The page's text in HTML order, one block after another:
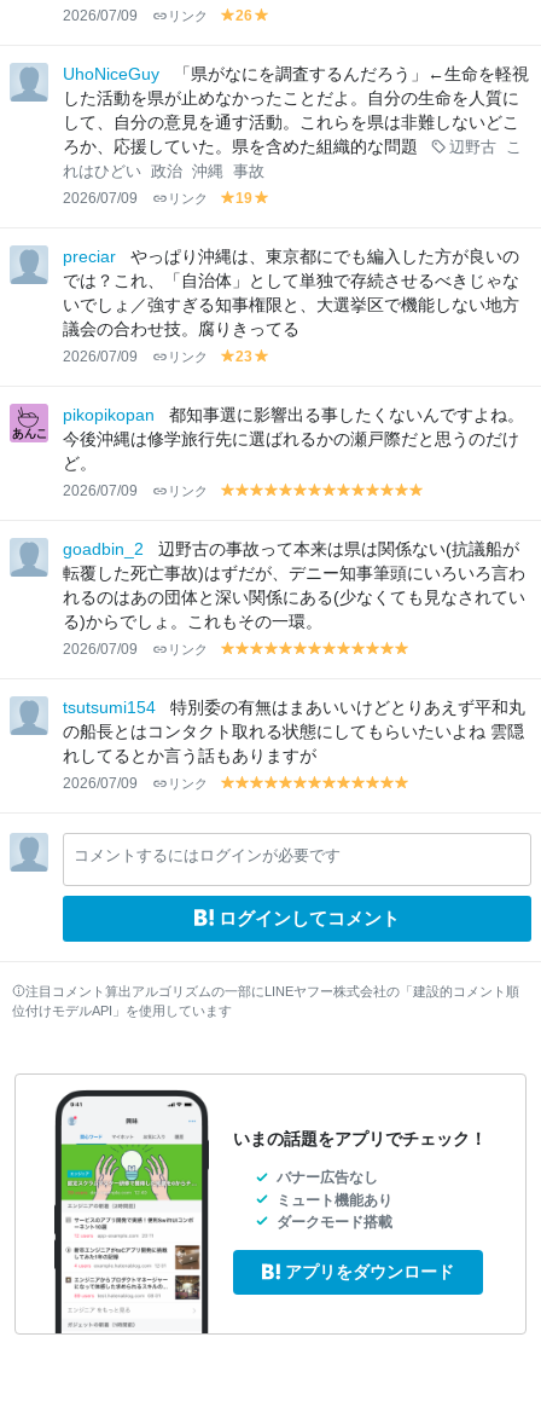
2026/07/09 リンク
y
lo
w
26
lo
UhoNiceGuy
「県がなにを調査するんだろう」←生命を軽視
した活動を県が止めなかったことだよ。自分の生命を人質に
して、自分の意見を通す活動。これらを県は非難しないどこ
ろか、応援していた。県を含めた組織的な問題
辺野古
こ
れはひどい 政治 沖縄 事故
2026/07/09 リンク
y
lo
w
19
lo
w
preciar
やっぱり沖縄は、東京都にでも編入した方が良いの
では？これ、「自治体」として単独で存続させるべきじゃな
いでしょ／強すぎる知事権限と、大選挙区で機能しない地方
議会の合わせ技。腐りきってる
2026/07/09 リンク
y
lo
w
23
lo
w
pikopikopan
都知事選に影響出る事したくないんですよね。
今後沖縄は修学旅行先に選ばれるかの瀬戸際だと思うのだけ
ど。
2026/07/09 リンク
y
lo
w
y
lo
w
y
lo
w
y
w
y
lo
y
lo
w
y
lo
w
y
lo
y
lo
w
y
lo
w
y
lo
w
y
lo
w
y
lo
w
lo
w
goadbin_2
辺野古の事故って本来は県は関係ない(抗議船が
転覆した死亡事故)はずだが、デニー知事筆頭にいろいろ言わ
れるのはあの団体と深い関係にある(少なくても見なされてい
る)からでしょ。これもその一環。
2026/07/09 リンク
y
lo
w
y
lo
w
y
lo
w
y
lo
w
y
lo
w
y
lo
w
y
lo
w
y
lo
w
y
lo
w
y
lo
w
y
lo
w
y
lo
w
lo
w
tsutsumi154
特別委の有無はまあいいけどとりあえず平和丸
の船長とはコンタクト取れる状態にしてもらいたいよね 雲隠
れしてるとか言う話もありますが
2026/07/09 リンク
y
lo
w
y
lo
w
y
lo
w
y
lo
w
y
lo
w
y
lo
w
y
lo
w
y
lo
w
y
lo
y
lo
y
lo
y
lolo
コメントするにはログインが必要です
ログインしてコメント
注目コメント算出アルゴリズムの一部にLINEヤフー株式会社の「建設的コメント順
位付けモデルAPI」を使用しています
いまの話題をアプリでチェック！
バナー広告なし
ミュート機能あり
ダークモード搭載
アプリをダウンロード